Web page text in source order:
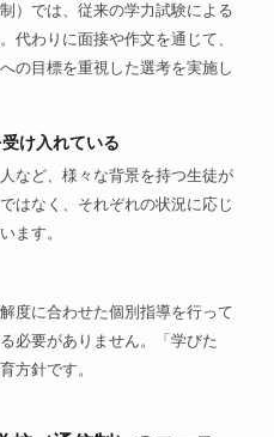
）では、従来の学力試験による
代わりに面接や作文を通じて、
の目標を重視した選考を実施し
け入れている
など、様々な背景を持つ生徒が
はなく、それぞれの状況に応じ
ます。
度に合わせた個別指導を行って
必要がありません。「学びた
方針です。